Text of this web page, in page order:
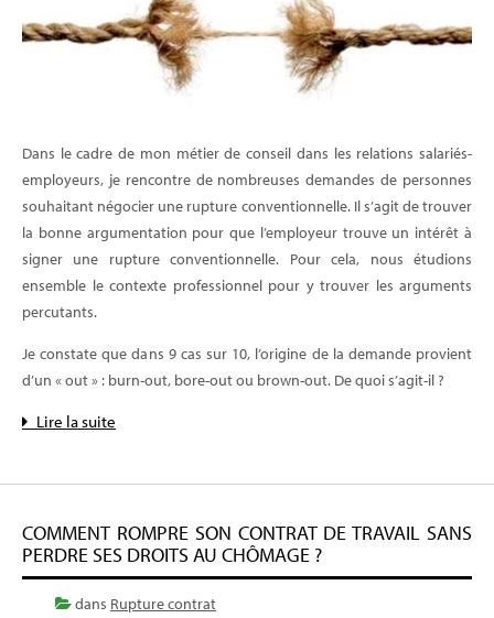
Dans le cadre de mon métier de conseil dans les relations salariés-
employeurs, je rencontre de nombreuses demandes de personnes
souhaitant négocier une rupture conventionnelle. Il s’agit de trouver
la bonne argumentation pour que l’employeur trouve un intérêt à
signer une rupture conventionnelle. Pour cela, nous étudions
ensemble le contexte professionnel pour y trouver les arguments
percutants.
Je constate que dans 9 cas sur 10, l’origine de la demande provient
d’un « out » : burn-out, bore-out ou brown-out. De quoi s’agit-il ?
Lire la suite
COMMENT ROMPRE SON CONTRAT DE TRAVAIL SANS
PERDRE SES DROITS AU CHÔMAGE ?
dans Rupture contrat